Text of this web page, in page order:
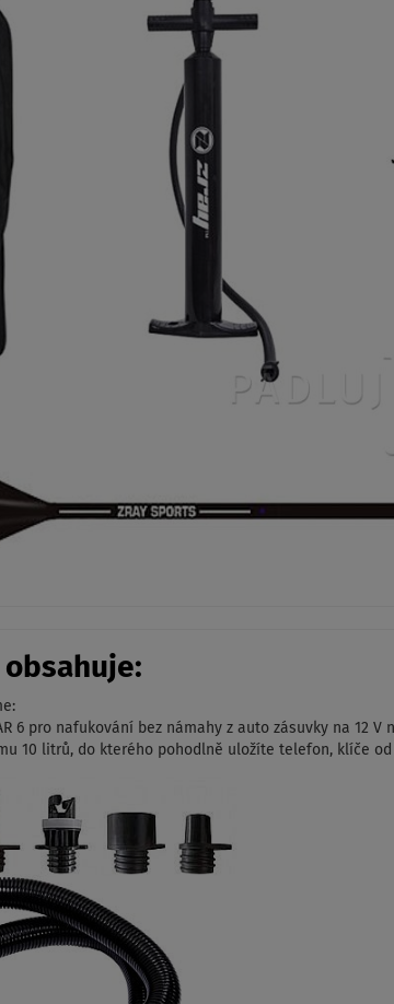
6 pro nafukování bez námahy z auto zásuvky na 12 V
10 litrů, do kterého pohodlně uložíte telefon, klíče